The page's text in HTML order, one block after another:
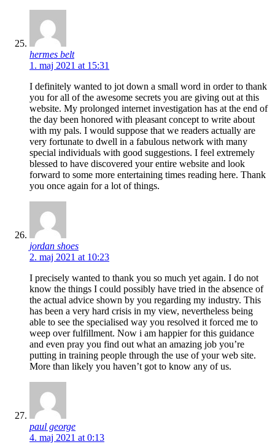
hermes belt
1. maj 2021 at 15:31
I definitely wanted to jot down a small word in order to thank
you for all of the awesome secrets you are giving out at this
website. My prolonged internet investigation has at the end of
the day been honored with pleasant concept to write about
with my pals. I would suppose that we readers actually are
very fortunate to dwell in a fabulous network with many
special individuals with good suggestions. I feel extremely
blessed to have discovered your entire website and look
forward to some more entertaining times reading here. Thank
you once again for a lot of things.
jordan shoes
2. maj 2021 at 10:23
I precisely wanted to thank you so much yet again. I do not
know the things I could possibly have tried in the absence of
the actual advice shown by you regarding my industry. This
has been a very hard crisis in my view, nevertheless being
able to see the specialised way you resolved it forced me to
weep over fulfillment. Now i am happier for this guidance
and even pray you find out what an amazing job you’re
putting in training people through the use of your web site.
More than likely you haven’t got to know any of us.
paul george
4. maj 2021 at 0:13